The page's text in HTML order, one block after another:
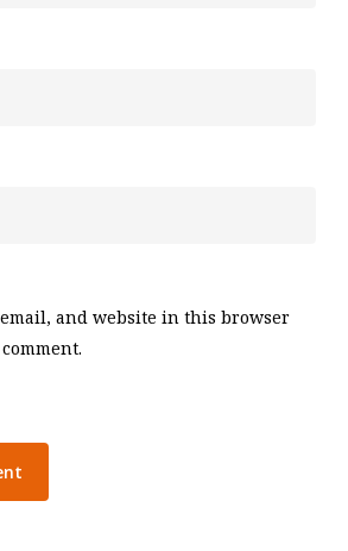
email, and website in this browser